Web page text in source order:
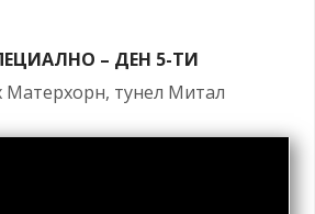
– ДЕН 5-ТИ
Матерхорн, тунел Митал